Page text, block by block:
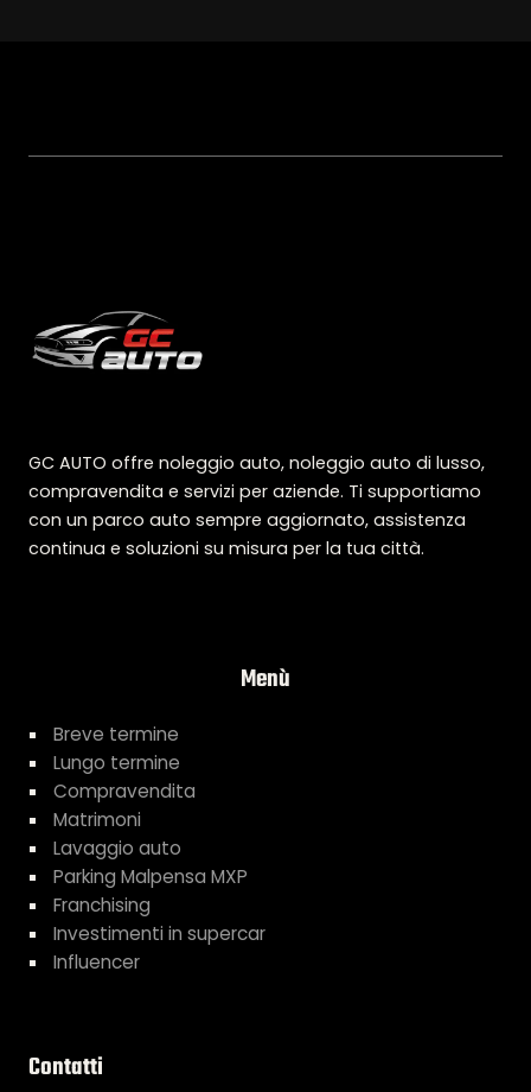
GC AUTO offre noleggio auto, noleggio auto di lusso,
compravendita e servizi per aziende. Ti supportiamo
con un parco auto sempre aggiornato, assistenza
continua e soluzioni su misura per la tua città.
Menù
Breve termine
Lungo termine
Compravendita
Matrimoni
Lavaggio auto
Parking Malpensa MXP
Franchising
Investimenti in supercar
Influencer
Contatti